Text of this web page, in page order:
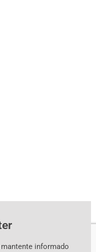
informado